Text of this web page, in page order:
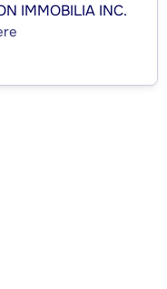
IMMOBILIA INC.